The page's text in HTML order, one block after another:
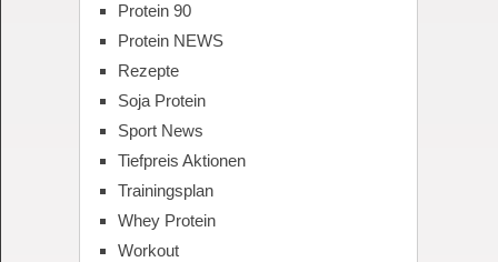
Protein 90
Protein NEWS
Rezepte
Soja Protein
Sport News
Tiefpreis Aktionen
Trainingsplan
Whey Protein
Workout